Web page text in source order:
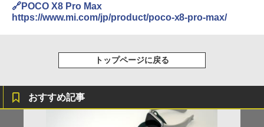
🔗POCO X8 Pro Max
https://www.mi.com/jp/product/poco-x8-pro-max/
トップページに戻る
おすすめ記事